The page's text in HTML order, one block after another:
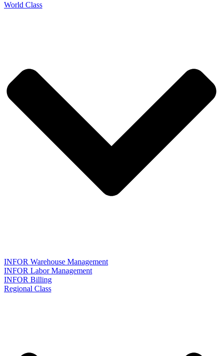
World Class
INFOR Warehouse Management
INFOR Labor Management
INFOR Billing
Regional Class